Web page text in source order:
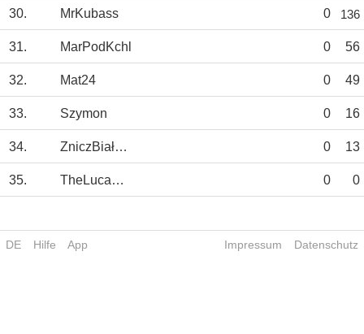
30. MrKubass 0 136
31. MarPodKchl 0 56
32. Mat24 0 49
33. Szymon 0 16
34. ZniczBiałapis 0 13
35. TheLucamino 0 0
DE Hilfe App Impressum Datenschutz